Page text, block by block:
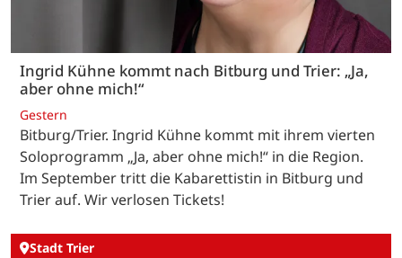
Ingrid Kühne kommt nach Bitburg und Trier: „Ja,
aber ohne mich!“
Gestern
Bitburg/Trier. Ingrid Kühne kommt mit ihrem vierten
Soloprogramm „Ja, aber ohne mich!“ in die Region.
Im September tritt die Kabarettistin in Bitburg und
Trier auf. Wir verlosen Tickets!
Stadt Trier